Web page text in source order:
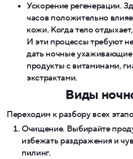
Ускорение регенерации.
часов положительно
кожи. Когда тело
И эти процессы требуют
дать ночные ухаживающие
продукты с витаминами,
экстрактами.
Виды
Переходим к разбору всех
Очищение. Выбирайте
избежать раздражения и
пилинг.